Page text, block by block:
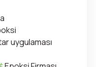
uygulaması